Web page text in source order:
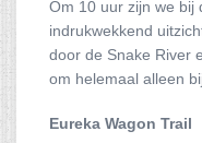
Om 10 uur zijn we bij
indrukwekkend
door de Snake River
om helemaal alleen
Eureka Wagon Trail